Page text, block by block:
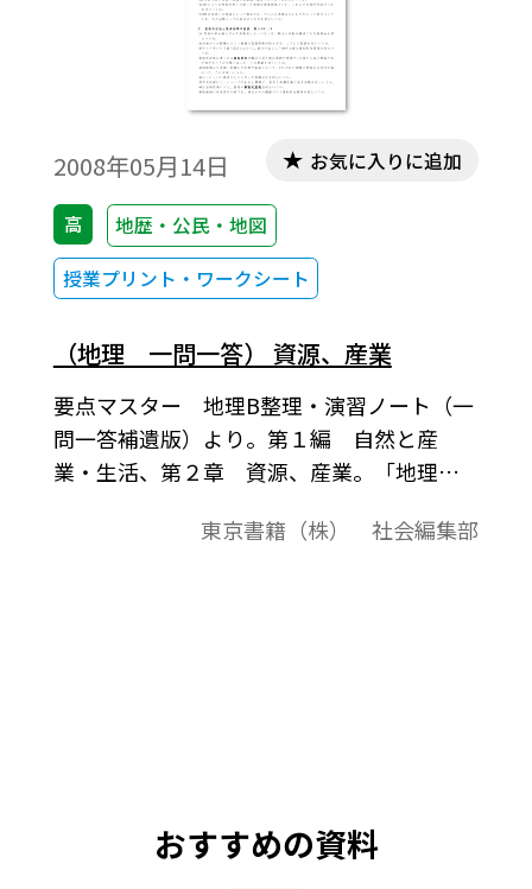
2008年05月14日
高
地歴・公民・地図
授業プリント・ワークシート
お気に入りに追加
（地理 一問一答） 資源、産業
要点マスター 地理B整理・演習ノート（一
問一答補遺版）より。第１編 自然と産
業・生活、第２章 資源、産業。「地理Ｂ
応した地理Ｂ」整理・演習ノートをご紹介
東京書籍（株） 社会編集部
おすすめの資料